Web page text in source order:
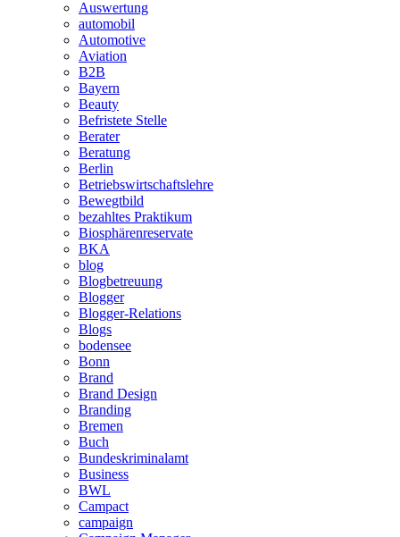
Auswertung
automobil
Automotive
Aviation
B2B
Bayern
Beauty
Befristete Stelle
Berater
Beratung
Berlin
Betriebswirtschaftslehre
Bewegtbild
bezahltes Praktikum
Biosphärenreservate
BKA
blog
Blogbetreuung
Blogger
Blogger-Relations
Blogs
bodensee
Bonn
Brand
Brand Design
Branding
Bremen
Buch
Bundeskriminalamt
Business
BWL
Campact
campaign